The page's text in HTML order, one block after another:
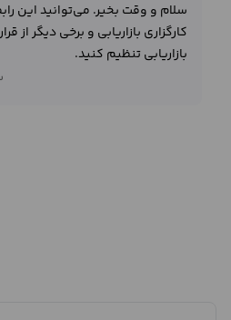
سلام و وقت بخیر. می‌توانید این
کارگزاری بازاریابی و برخی دیگر از
بازاریابی تنظیم کنید.